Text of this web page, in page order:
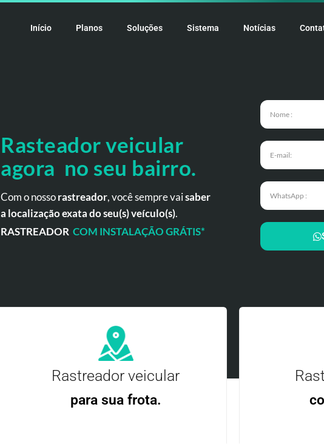
Início Planos Soluções Sistema Notícias
Rasteador veicular
agora no seu bairro.
Com o nossorastreador, você sempre vaisaber
a localização exata do seu(s) veículo(s).
RASTREADOR COM INSTALAÇÃO GRÁTIS*
Rastreador veicular
para sua frota.